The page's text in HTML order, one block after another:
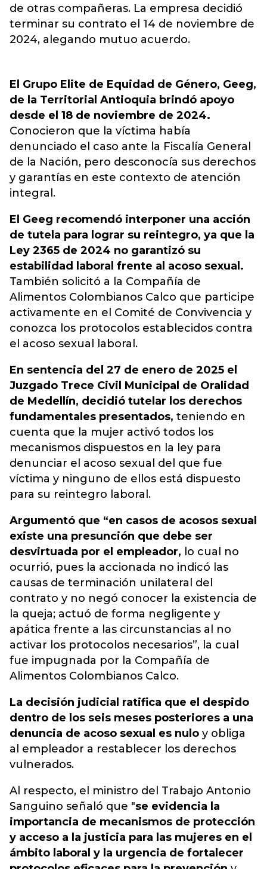
de otras compañeras. La empresa decidió
terminar su contrato el 14 de noviembre de
2024, alegando mutuo acuerdo.
El Grupo Elite de Equidad de Género, Geeg,
de la Territorial Antioquia brindó apoyo
desde el 18 de noviembre de 2024.
Conocieron que la víctima había
denunciado el caso ante la Fiscalía General
de la Nación, pero desconocía sus derechos
y garantías en este contexto de atención
integral.
El Geeg recomendó interponer una acción
de tutela para lograr su reintegro, ya que la
Ley 2365 de 2024 no garantizó su
estabilidad laboral frente al acoso sexual.
También solicitó a la Compañía de
Alimentos Colombianos Calco que participe
activamente en el Comité de Convivencia y
conozca los protocolos establecidos contra
el acoso sexual laboral.
En sentencia del 27 de enero de 2025 el
Juzgado Trece Civil Municipal de Oralidad
de Medellín, decidió tutelar los derechos
fundamentales presentados, teniendo en
cuenta que la mujer activó todos los
mecanismos dispuestos en la ley para
denunciar el acoso sexual del que fue
víctima y ninguno de ellos está dispuesto
para su reintegro laboral.
Argumentó que “en casos de acosos sexual
existe una presunción que debe ser
desvirtuada por el empleador, lo cual no
ocurrió, pues la accionada no indicó las
causas de terminación unilateral del
contrato y no negó conocer la existencia de
la queja; actuó de forma negligente y
apática frente a las circunstancias al no
activar los protocolos necesarios”, la cual
fue impugnada por la Compañía de
Alimentos Colombianos Calco.
La decisión judicial ratifica que el despido
dentro de los seis meses posteriores a una
denuncia de acoso sexual es nulo y obliga
al empleador a restablecer los derechos
vulnerados.
Al respecto, el ministro del Trabajo Antonio
Sanguino señaló que "se evidencia la
importancia de mecanismos de protección
y acceso a la justicia para las mujeres en el
ámbito laboral y la urgencia de fortalecer